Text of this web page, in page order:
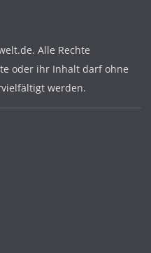
Alle Rechte
oder ihr Inhalt darf ohne
werden.